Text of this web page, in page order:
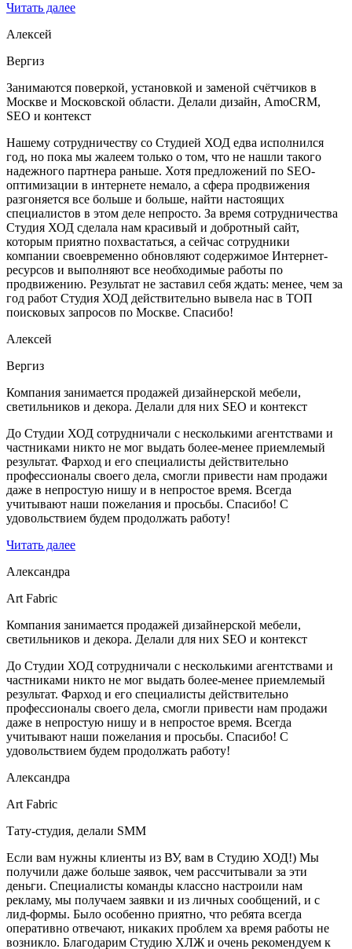
Читать далее
Алексей
Вергиз
Занимаются поверкой, установкой и заменой счётчиков в
Москве и Московской области. Делали дизайн, AmoCRM,
SEO и контекст
Нашему сотрудничеству со Студией ХОД едва исполнился
год, но пока мы жалеем только о том, что не нашли такого
надежного партнера раньше. Хотя предложений по SEO-
оптимизации в интернете немало, а сфера продвижения
разгоняется все больше и больше, найти настоящих
специалистов в этом деле непросто. За время сотрудничества
Студия ХОД сделала нам красивый и добротный сайт,
которым приятно похвастаться, а сейчас сотрудники
компании своевременно обновляют содержимое Интернет-
ресурсов и выполняют все необходимые работы по
продвижению. Результат не заставил себя ждать: менее, чем за
год работ Студия ХОД действительно вывела нас в ТОП
поисковых запросов по Москве. Спасибо!
Алексей
Вергиз
Компания занимается продажей дизайнерской мебели,
светильников и декора. Делали для них SEO и контекст
До Студии ХОД сотрудничали с несколькими агентствами и
частниками никто не мог выдать более-менее приемлемый
результат. Фарход и его специалисты действительно
профессионалы своего дела, смогли привести нам продажи
даже в непростую нишу и в непростое время. Всегда
учитывают наши пожелания и просьбы. Спасибо! С
удовольствием будем продолжать работу!
Читать далее
Александра
Art Fabric
Компания занимается продажей дизайнерской мебели,
светильников и декора. Делали для них SEO и контекст
До Студии ХОД сотрудничали с несколькими агентствами и
частниками никто не мог выдать более-менее приемлемый
результат. Фарход и его специалисты действительно
профессионалы своего дела, смогли привести нам продажи
даже в непростую нишу и в непростое время. Всегда
учитывают наши пожелания и просьбы. Спасибо! С
удовольствием будем продолжать работу!
Александра
Art Fabric
Тату-студия, делали SMM
Если вам нужны клиенты из ВУ, вам в Студию ХОД!) Мы
получили даже больше заявок, чем рассчитывали за эти
деньги. Специалисты команды классно настроили нам
рекламу, мы получаем заявки и из личных сообщений, и с
лид-формы. Было особенно приятно, что ребята всегда
оперативно отвечают, никаких проблем ха время работы не
возникло. Благодарим Студию ХЛЖ и очень рекомендуем к